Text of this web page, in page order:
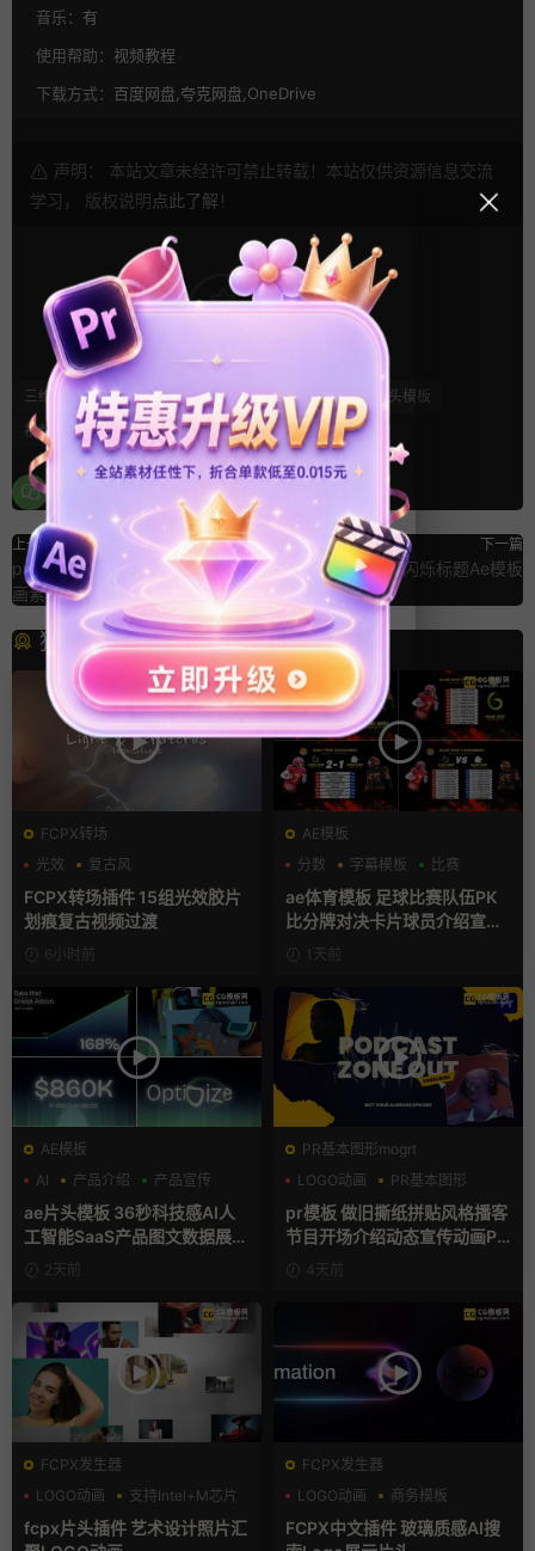
音乐： 有
使用帮助： 视频教程
下载方式： 百度网盘,夸克网盘,OneDrive
声明： 本站文章未经许可禁止转载！本站仅供资源信息交流
学习， 版权说明点此了解 ！
三维 创意 卡通模板 复古风 游戏风
片头模板
视频开场
魔法
上一篇
pr手机界面模板 半透明动态UI动
画素材
下一篇
8 bit 科技感故障闪烁标题Ae模板
猜你喜欢
FCPX转场
光效
复古风
支持Intel+M芯片
FCPX转场插件 15组光效胶片
划痕复古视频过渡
6小时前
AE模板
分数
字幕模板 比赛
ae体育模板 足球比赛队伍PK
比分牌对决卡片球员介绍宣传
视频AE模板
1天前
AE模板
AI
产品介绍 产品宣传
ae片头模板 36秒科技感AI人
工智能SaaS产品图文数据展示
宣传视频AE模板
2天前
PR基本图形mogrt
LOGO动画
PR基本图形
复古风
pr模板 做旧撕纸拼贴风格播客
节目开场介绍动态宣传动画PR
模版4天前
FCPX发生器
LOGO动画
支持Intel+M芯片
汇聚
fcpx片头插件 艺术设计照片汇
FCPX发生器
LOGO动画
商务模板
支持Intel+M芯片
FCPX中文插件 玻璃质感AI搜